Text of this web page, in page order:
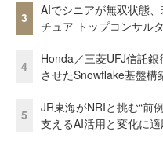
3
AIでシニアが無双状態
チュア トップコンサル
4
Honda／三菱UFJ信託銀
させたSnowflake基盤構
5
JR東海がNRIと挑む“前
支えるAI活用と変化に